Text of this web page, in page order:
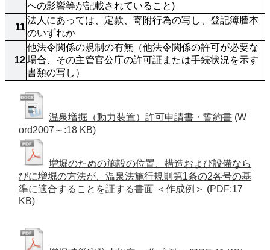
への影響等が記載されていること)
11
法人にあっては、定款、寄附行為の写し、登記簿謄本
のいずれか
12
他法令関係の規制の有無（他法令関係の許可が必要な
場合、その主管官公庁の許可証または手続状況を示す
書類の写し）
温泉増掘（動力装置）許可申請書・誓約書 (W
ord2007～:18 KB)
増堀のための施設の位置、構造および設備なら
びに増堀の方法が、温泉法施行規則第1条の2各号の基
準に適合することを証する書面 ＜作成例＞ (PDF:17
KB)